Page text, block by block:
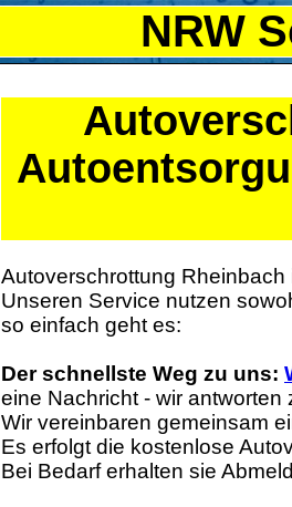
NRW
Autoverschrottung
Unseren Service nutzen
so einfach geht es:
Der schnellste Weg zu uns:
eine Nachricht - wir antworten
Wir vereinbaren gemeinsam
Es erfolgt die kostenlose
Bei Bedarf erhalten sie